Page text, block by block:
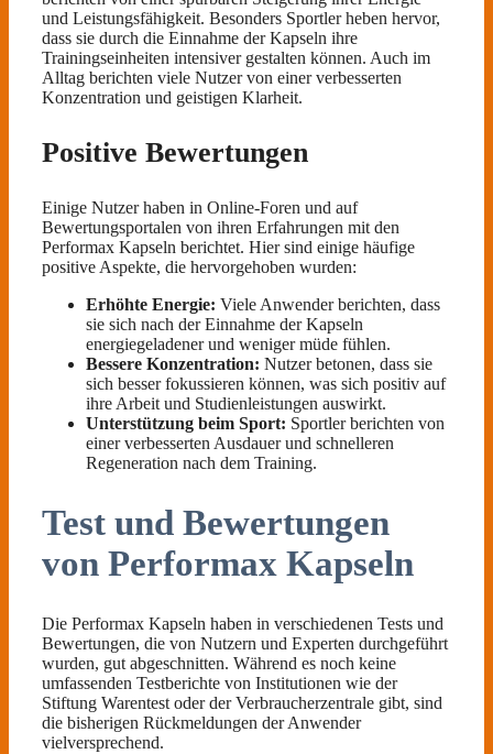
und Leistungsfähigkeit. Besonders Sportler heben hervor,
dass sie durch die Einnahme der Kapseln ihre
Trainingseinheiten intensiver gestalten können. Auch im
Alltag berichten viele Nutzer von einer verbesserten
Konzentration und geistigen Klarheit.
Positive Bewertungen
Einige Nutzer haben in Online-Foren und auf
Bewertungsportalen von ihren Erfahrungen mit den
Performax Kapseln berichtet. Hier sind einige häufige
positive Aspekte, die hervorgehoben wurden:
Erhöhte Energie: Viele Anwender berichten, dass
sie sich nach der Einnahme der Kapseln
energiegeladener und weniger müde fühlen.
Bessere Konzentration: Nutzer betonen, dass sie
sich besser fokussieren können, was sich positiv auf
ihre Arbeit und Studienleistungen auswirkt.
Unterstützung beim Sport: Sportler berichten von
einer verbesserten Ausdauer und schnelleren
Regeneration nach dem Training.
Test und Bewertungen
von Performax Kapseln
Die Performax Kapseln haben in verschiedenen Tests und
Bewertungen, die von Nutzern und Experten durchgeführt
wurden, gut abgeschnitten. Während es noch keine
umfassenden Testberichte von Institutionen wie der
Stiftung Warentest oder der Verbraucherzentrale gibt, sind
die bisherigen Rückmeldungen der Anwender
vielversprechend.